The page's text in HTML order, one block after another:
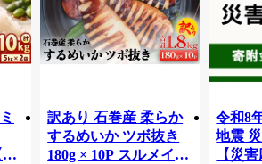
訳あり 石巻産 柔らか
するめいか ツボ抜き
180g × 10P スルメイカ
令和8
地震
【災